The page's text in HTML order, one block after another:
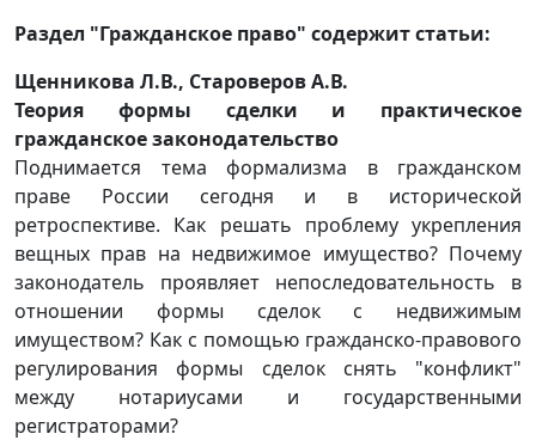
Раздел "Гражданское право" содержит статьи:
Щенникова Л.В., Староверов А.В.
Теория формы сделки и практическое
гражданское законодательство
Поднимается тема формализма в гражданском
праве России сегодня и в исторической
ретроспективе. Как решать проблему укрепления
вещных прав на недвижимое имущество? Почему
законодатель проявляет непоследовательность в
отношении формы сделок с недвижимым
имуществом? Как с помощью гражданско-правового
регулирования формы сделок снять "конфликт"
между нотариусами и государственными
регистраторами?